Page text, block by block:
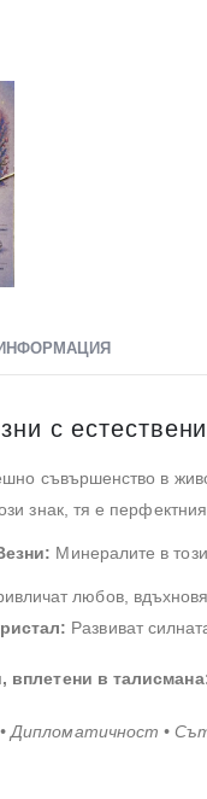
с
съвършенство в
знак, тя е
Минералите в
любов,
Развиват
вплетени в
Дипломатичност •